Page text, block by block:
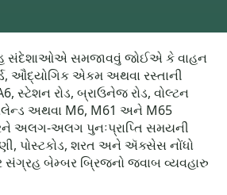
સંદેશાઓએ સમજાવવું જોઈએ કે વાહન
ઔદ્યોગિક એકમ અથવા રસ્તાની
સ્ટેશન રોડ, બ્રાઉનેજ રોડ, વોલ્ટન
અથવા M6, M61 અને M65
અલગ-અલગ પુનઃપ્રાપ્તિ સમયની
પોસ્ટકોડ, શરત અને ઍક્સેસ નોંધો
સંગ્રહ બેમ્બર બ્રિજનો જવાબ વ્યવહારુ